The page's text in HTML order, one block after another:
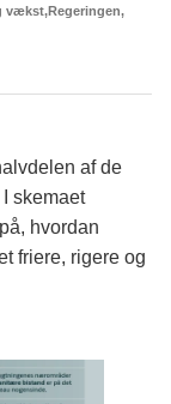
vækst Regeringen
af de
I skemaet
hvordan
friere, rigere og